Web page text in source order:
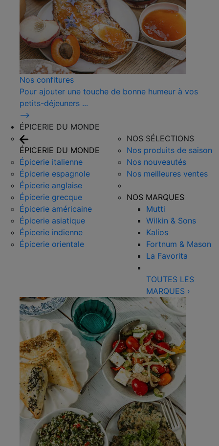
Nos confitures
Pour ajouter une touche de bonne humeur à vos
petits-déjeuners ...
⟶
ÉPICERIE DU MONDE
ÉPICERIE DU MONDE
Épicerie italienne
Épicerie espagnole
Épicerie anglaise
Épicerie grecque
Épicerie américaine
Épicerie asiatique
Épicerie indienne
Épicerie orientale
NOS SÉLECTIONS
Nos produits de saison
Nos nouveautés
Nos meilleures ventes
NOS MARQUES
Mutti
Wilkin & Sons
Kalios
Fortnum & Mason
La Favorita
TOUTES LES
MARQUES ›